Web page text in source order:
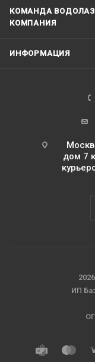
КОМАНДА
КОМПАНИЯ
ИНФОРМАЦИЯ
дом 7
ИП